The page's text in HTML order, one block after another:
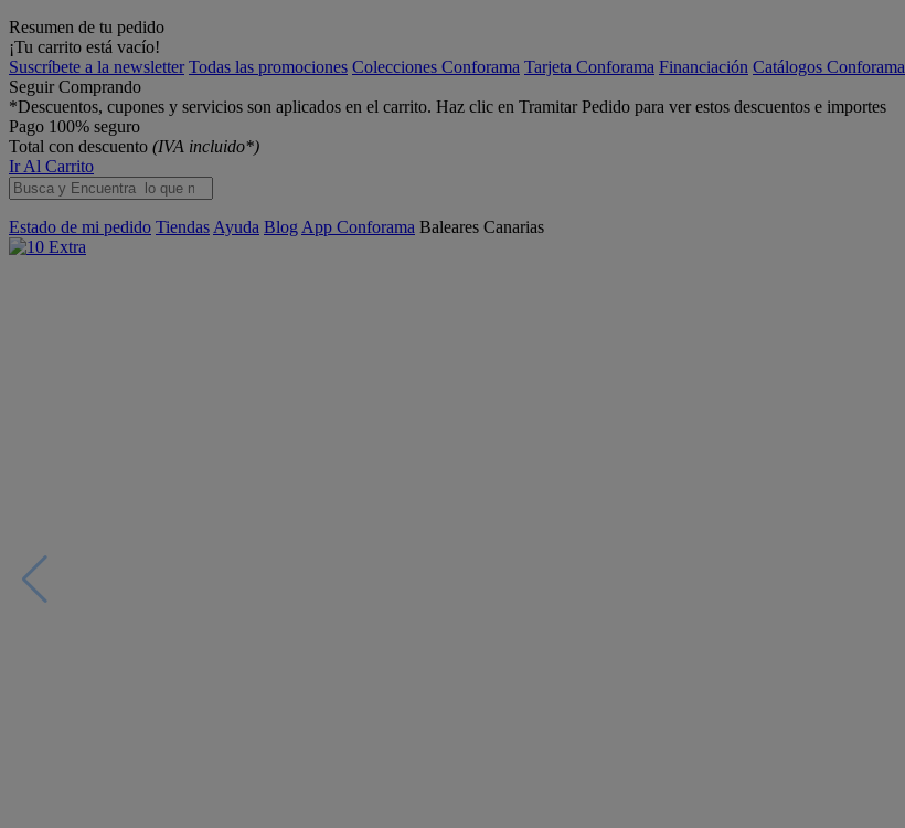
Resumen de tu pedido
¡Tu carrito está vacío!
Suscríbete a la newsletter Todas las promociones Colecciones Conforama Tarjeta Conforama Financiación Catálogos Conforama
Seguir Comprando
*Descuentos, cupones y servicios son aplicados en el carrito. Haz clic en Tramitar Pedido para ver estos descuentos e importes
Pago 100% seguro
Total con descuento (IVA incluido*)
Ir Al Carrito
Estado de mi pedido Tiendas Ayuda Blog App Conforama Baleares Canarias